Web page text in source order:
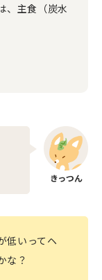
、主食（炭水
低いってヘ
な？